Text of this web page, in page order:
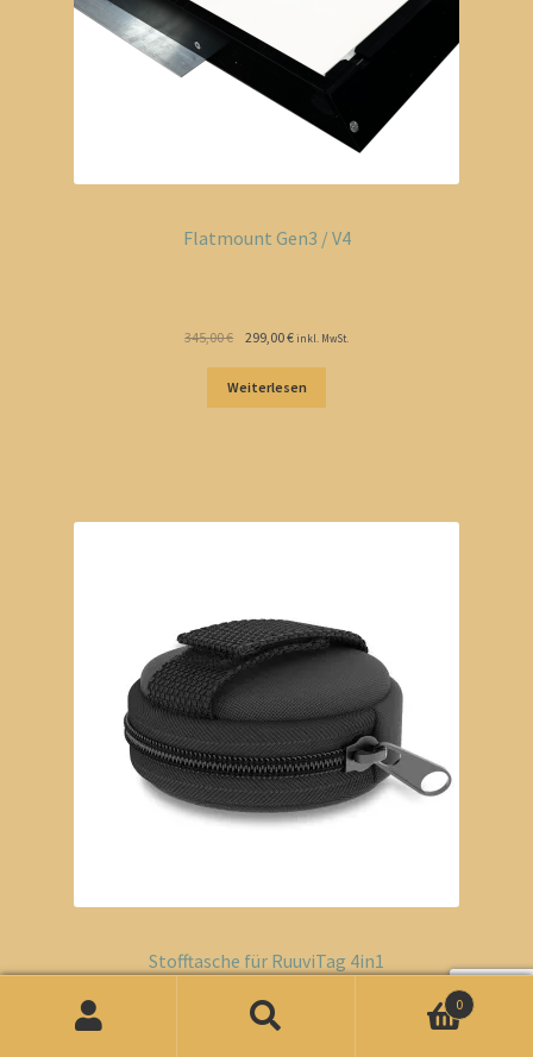
Flatmount Gen3 / V4
345,00€ Ursprünglicher
war:
345,00 €
299,00€Aktueller
ist:
299,00 €.
inkl. MwSt.
Weiterlesen
Stofftasche für RuuviTag 4in1
0